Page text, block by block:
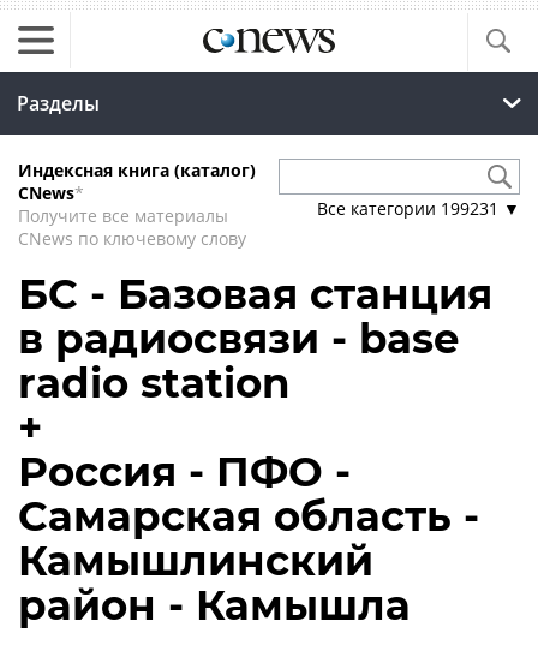
Разделы
Индексная книга (каталог)
CNews*
Получите все материалы
CNews по ключевому слову
Все категории 199231 ▼
БС - Базовая станция
в радиосвязи - base
radio station
+
Россия - ПФО -
Самарская область -
Камышлинский
район - Камышла